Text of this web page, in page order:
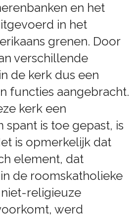
en het
in het
grenen. Door
verschillende
de kerk dus een
functies aangebracht.
kerk een
spant is toe gepast, is
is opmerkelijk dat
element, dat
de roomskatholieke
religieuze
werd